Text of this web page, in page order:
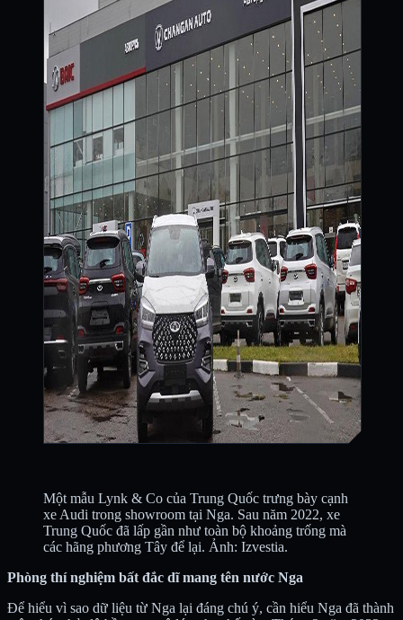
Một mẫu Lynk & Co của Trung Quốc trưng bày cạnh
xe Audi trong showroom tại Nga. Sau năm 2022, xe
Trung Quốc đã lấp gần như toàn bộ khoảng trống mà
các hãng phương Tây để lại. Ảnh: Izvestia.
Phòng thí nghiệm bất đắc dĩ mang tên nước Nga
Để hiểu vì sao dữ liệu từ Nga lại đáng chú ý, cần hiểu Nga đã thành